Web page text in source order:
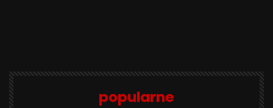
popularne